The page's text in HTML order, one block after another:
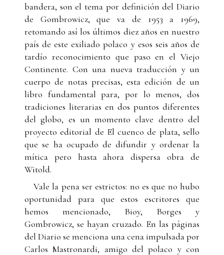
bandera, son el tema por definición del Diario
de Gombrowicz, que va de 1953 a 1969,
retomando así los últimos diez años en nuestro
país de este exiliado polaco y esos seis años de
tardío reconocimiento que paso en el Viejo
Continente. Con una nueva traducción y un
cuerpo de notas precisas, esta edición de un
libro fundamental para, por lo menos, dos
tradiciones literarias en dos puntos diferentes
del globo, es un momento clave dentro del
proyecto editorial de El cuenco de plata, sello
que se ha ocupado de difundir y ordenar la
mítica pero hasta ahora dispersa obra de
Witold.
Vale la pena ser estrictos: no es que no hubo
oportunidad para que estos escritores que
hemos mencionado, Bioy, Borges y
Gombrowicz, se hayan cruzado. En las páginas
del Diario se menciona una cena impulsada por
Carlos Mastronardi, amigo del polaco y con